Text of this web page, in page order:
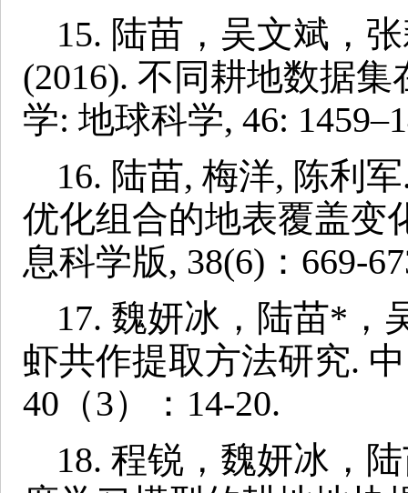
15. 陆苗，吴文斌，
(2016). 不同耕地数据
学: 地球科学, 46:
16. 陆苗, 梅洋, 陈利
优化组合的地表覆盖变
息科学版, 38(6)：669-
17. 魏妍冰，陆苗*，
虾共作提取方法研究.
40（3）：14-20.
18. 程锐，魏妍冰，